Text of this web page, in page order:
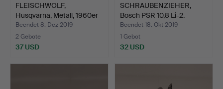
FLEISCHWOLF,
Husqvarna, Metall, 1960er
Jah…
Beendet 8. Dez 2019
2 Gebote
37 USD
SCHRAUBENZIEHER,
Bosch PSR 10,8 Li-2.
Beendet 18. Okt 2019
1 Gebot
32 USD